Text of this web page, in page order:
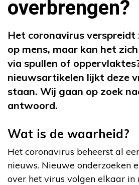
overbrengen?
Het coronavirus verspreidt
op mens, maar kan het
via spullen of
nieuwsartikelen lijkt deze
staan. Wij gaan op zoek
antwoord.
Wat is de waarheid?
Het coronavirus beheerst al
nieuws. Nieuwe onderzoeken
over het virus volgen elkaar in